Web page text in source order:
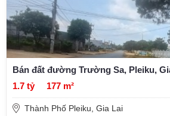
Bán đất đường Trường Sa, Pleiku,
1.7 tỷ
177 m²
Thành Phố Pleiku, Gia Lai